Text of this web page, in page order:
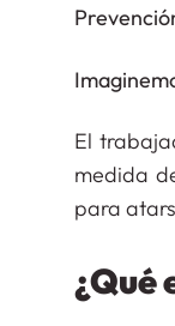
El
medida
para
¿Qué